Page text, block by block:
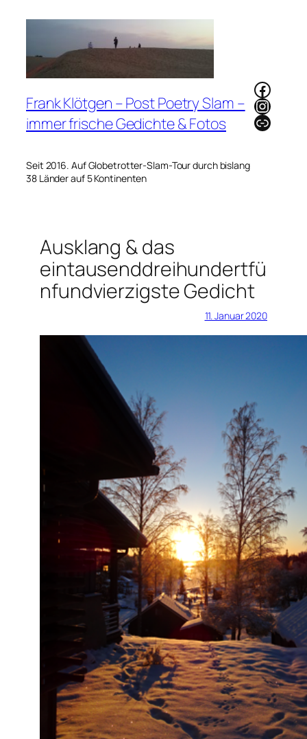
Frank Klötgen – Post Poetry Slam –
immer frische Gedichte & Fotos
Seit 2016. Auf Globetrotter-Slam-Tour durch bislang
38 Länder auf 5 Kontinenten
Link
Ausklang & das
eintausenddreihundertfü
nfundvierzigste Gedicht
11. Januar 2020